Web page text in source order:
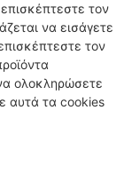
τον
να εισάγετε
τον
ολοκληρώσετε
αυτά τα cookies